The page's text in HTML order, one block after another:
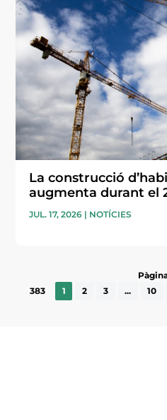
La construcció
augmenta durant el
JUL. 17, 2026 | NOTÍCIES
383
1 2 3 ... 10